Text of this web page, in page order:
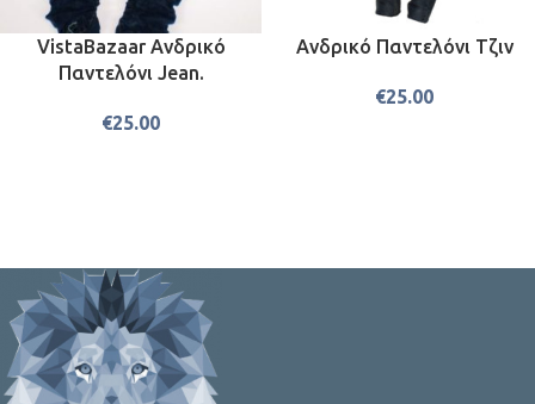
VistaBazaar Ανδρικό
Παντελόνι Jean.
€25.00
Ανδρικό Παντελόνι Τζιν
€25.00